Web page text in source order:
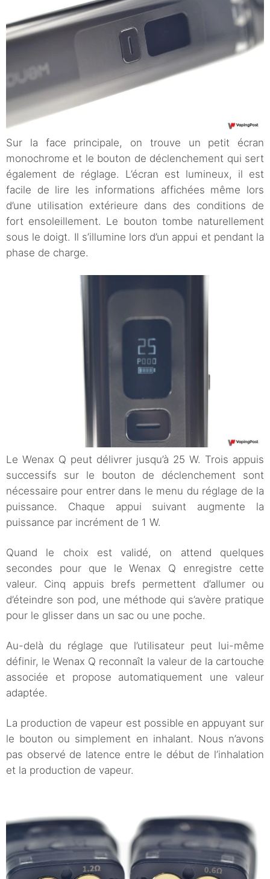
Sur la face principale, on trouve un petit écran
monochrome et le bouton de déclenchement qui sert
également de réglage. L’écran est lumineux, il est
facile de lire les informations affichées même lors
d’une utilisation extérieure dans des conditions de
fort ensoleillement. Le bouton tombe naturellement
sous le doigt. Il s’illumine lors d’un appui et pendant la
phase de charge.
Le Wenax Q peut délivrer jusqu’à 25 W. Trois appuis
successifs sur le bouton de déclenchement sont
nécessaire pour entrer dans le menu du réglage de la
puissance. Chaque appui suivant augmente la
puissance par incrément de 1 W.
Quand le choix est validé, on attend quelques
secondes pour que le Wenax Q enregistre cette
valeur. Cinq appuis brefs permettent d’allumer ou
d’éteindre son pod, une méthode qui s’avère pratique
pour le glisser dans un sac ou une poche.
Au-delà du réglage que l’utilisateur peut lui-même
définir, le Wenax Q reconnaît la valeur de la cartouche
associée et propose automatiquement une valeur
adaptée.
La production de vapeur est possible en appuyant sur
le bouton ou simplement en inhalant. Nous n’avons
pas observé de latence entre le début de l’inhalation
et la production de vapeur.